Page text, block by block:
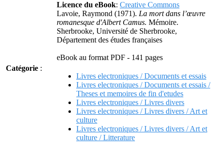
Licence du eBook: Creative Commons
Lavoie, Raymond (1971). La mort dans l’œuvre
romanesque d'Albert Camus. Mémoire.
Sherbrooke, Université de Sherbrooke,
Département des études françaises
eBook au format PDF - 141 pages
Catégorie :
Livres electroniques / Documents et essais
Livres electroniques / Documents et essais /
Theses et memoires de fin d'etudes
Livres electroniques / Livres divers
Livres electroniques / Livres divers / Art et
culture
Livres electroniques / Livres divers / Art et
culture / Litterature